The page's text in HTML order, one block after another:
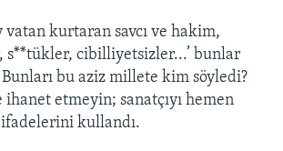
vatan kurtaran savcı ve hakim,
s**tükler, cibilliyetsizler...’ bunlar
bu aziz millete kim söyledi?
etmeyin; sanatçıyı hemen
ifadelerini kullandı.